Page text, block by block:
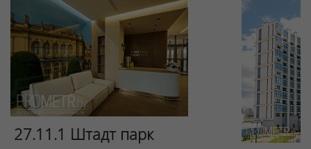
27.11.1 Штадт парк
Отклонить